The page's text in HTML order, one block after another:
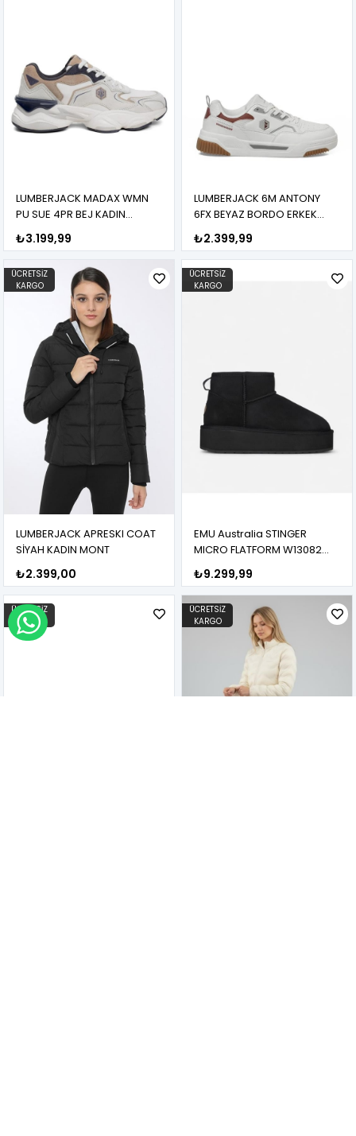
LUMBERJACK MADAX WMN
PU SUE 4PR BEJ KADIN
SNEAKER
₺3.199,99
LUMBERJACK 6M ANTONY
6FX BEYAZ BORDO ERKEK
SNEAKER
₺2.399,99
LUMBERJACK APRESKI COAT
SİYAH KADIN MONT
₺2.399,00
ÜCRETSIZ
KARGO
EMU Australia STINGER
MICRO FLATFORM W13082
BLACK KADIN BOT
₺9.299,99
ÜCRETSIZ
KARGO
ÜCRETSIZ
KARGO
ÜCRETSIZ
KARGO
WHATSAPP İLE SİPARİŞ VER